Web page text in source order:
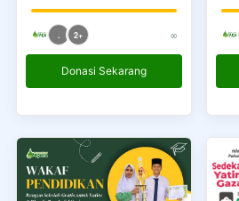
. 2+ ∞
Donasi Sekarang